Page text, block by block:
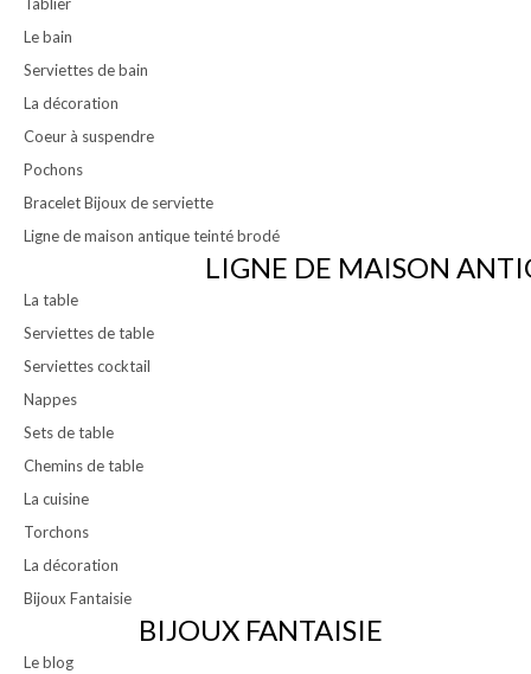
Le bain
Serviettes de bain
La décoration
Coeur à suspendre
Pochons
Bracelet Bijoux de serviette
Ligne de maison antique teinté brodé
LIGNE DE MAISON
La table
Serviettes de table
Serviettes cocktail
Nappes
Sets de table
Chemins de table
La cuisine
Torchons
La décoration
Bijoux Fantaisie
BIJOUX FANTAISIE
Le blog